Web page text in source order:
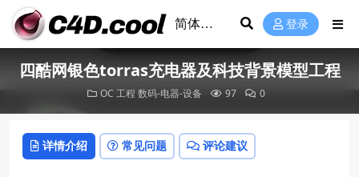
登录
四酷网银色torras充电器及科技背景模型工程
OC 工程 数码-电器-设备 97 0
详情介绍 常见问题 评论建议